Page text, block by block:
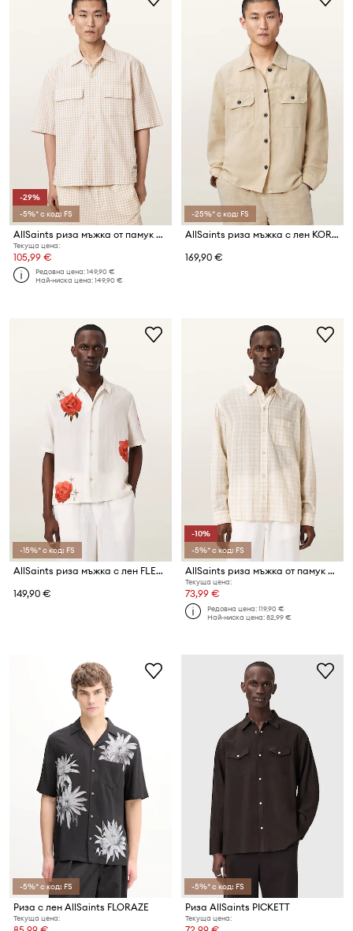
-29%
-5%* с код: FS
AllSaints риза мъжка от памук ROCKLAND
Текуща цена:
105,99 €
Редовна цена:149,90 €
Най-ниска цена:149,90 €
-25%* с код: FS
AllSaints риза мъжка с лен KORTEN
169,90 €
-15%* с код: FS
AllSaints риза мъжка с лен FLEUR
149,90 €
-10%
-5%* с код: FS
AllSaints риза мъжка от памук TOYA
Текуща цена:
73,99 €
Редовна цена:119,90 €
Най-ниска цена:82,99 €
-5%* с код: FS
Риза с лен AllSaints FLORAZE
Текуща цена:
-5%* с код: FS
Риза AllSaints PICKETT
Текуща цена: